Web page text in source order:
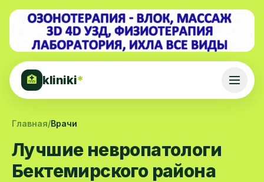
🏥 kliniki*
Главная/Врачи
Лучшие невропатологи
Бектемирского района